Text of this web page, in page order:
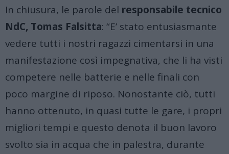
In chiusura, le parole del responsabile tecnico
NdC, Tomas Falsitta: “E’ stato entusiasmante
vedere tutti i nostri ragazzi cimentarsi in una
manifestazione così impegnativa, che li ha visti
competere nelle batterie e nelle finali con
poco margine di riposo. Nonostante ciò, tutti
hanno ottenuto, in quasi tutte le gare, i propri
migliori tempi e questo denota il buon lavoro
svolto sia in acqua che in palestra, durante